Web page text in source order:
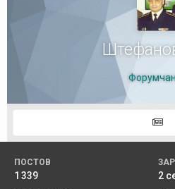
ПОСТОВ
1 339 2